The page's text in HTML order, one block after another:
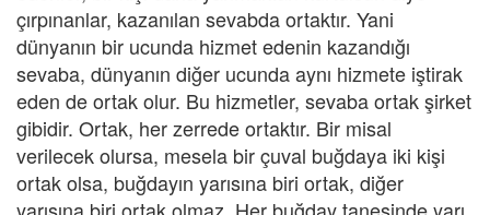
çırpınanlar, kazanılan sevabda ortaktır. Yani
dünyanın bir ucunda hizmet edenin kazandığı
sevaba, dünyanın diğer ucunda aynı hizmete iştirak
eden de ortak olur. Bu hizmetler, sevaba ortak şirket
gibidir. Ortak, her zerrede ortaktır. Bir misal
verilecek olursa, mesela bir çuval buğdaya iki kişi
ortak olsa, buğdayın yarısına biri ortak, diğer